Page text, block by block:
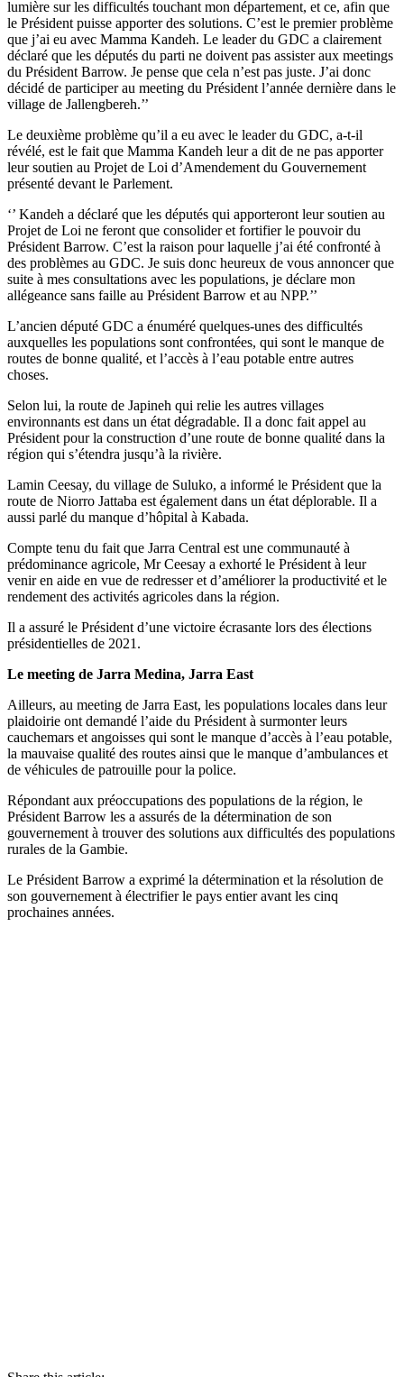
lumière sur les difficultés touchant mon département, et ce, afin que
le Président puisse apporter des solutions. C’est le premier problème
que j’ai eu avec Mamma Kandeh. Le leader du GDC a clairement
déclaré que les députés du parti ne doivent pas assister aux meetings
du Président Barrow. Je pense que cela n’est pas juste. J’ai donc
décidé de participer au meeting du Président l’année dernière dans le
village de Jallengbereh.’’
Le deuxième problème qu’il a eu avec le leader du GDC, a-t-il
révélé, est le fait que Mamma Kandeh leur a dit de ne pas apporter
leur soutien au Projet de Loi d’Amendement du Gouvernement
présenté devant le Parlement.
‘’ Kandeh a déclaré que les députés qui apporteront leur soutien au
Projet de Loi ne feront que consolider et fortifier le pouvoir du
Président Barrow. C’est la raison pour laquelle j’ai été confronté à
des problèmes au GDC. Je suis donc heureux de vous annoncer que
suite à mes consultations avec les populations, je déclare mon
allégeance sans faille au Président Barrow et au NPP.’’
L’ancien député GDC a énuméré quelques-unes des difficultés
auxquelles les populations sont confrontées, qui sont le manque de
routes de bonne qualité, et l’accès à l’eau potable entre autres
choses.
Selon lui, la route de Japineh qui relie les autres villages
environnants est dans un état dégradable. Il a donc fait appel au
Président pour la construction d’une route de bonne qualité dans la
région qui s’étendra jusqu’à la rivière.
Lamin Ceesay, du village de Suluko, a informé le Président que la
route de Niorro Jattaba est également dans un état déplorable. Il a
aussi parlé du manque d’hôpital à Kabada.
Compte tenu du fait que Jarra Central est une communauté à
prédominance agricole, Mr Ceesay a exhorté le Président à leur
venir en aide en vue de redresser et d’améliorer la productivité et le
rendement des activités agricoles dans la région.
Il a assuré le Président d’une victoire écrasante lors des élections
présidentielles de 2021.
Le meeting de Jarra Medina, Jarra East
Ailleurs, au meeting de Jarra East, les populations locales dans leur
plaidoirie ont demandé l’aide du Président à surmonter leurs
cauchemars et angoisses qui sont le manque d’accès à l’eau potable,
la mauvaise qualité des routes ainsi que le manque d’ambulances et
de véhicules de patrouille pour la police.
Répondant aux préoccupations des populations de la région, le
Président Barrow les a assurés de la détermination de son
gouvernement à trouver des solutions aux difficultés des populations
rurales de la Gambie.
Le Président Barrow a exprimé la détermination et la résolution de
son gouvernement à électrifier le pays entier avant les cinq
prochaines années.